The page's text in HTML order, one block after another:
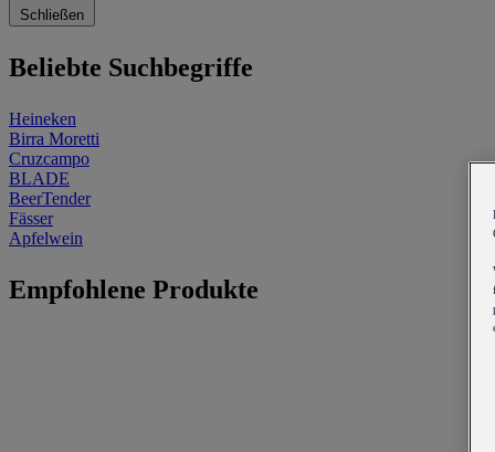
Schließen
Beliebte Suchbegriffe
Heineken
Birra Moretti
Cruzcampo
BLADE
BeerTender
Fässer
Apfelwein
Empfohlene Produkte